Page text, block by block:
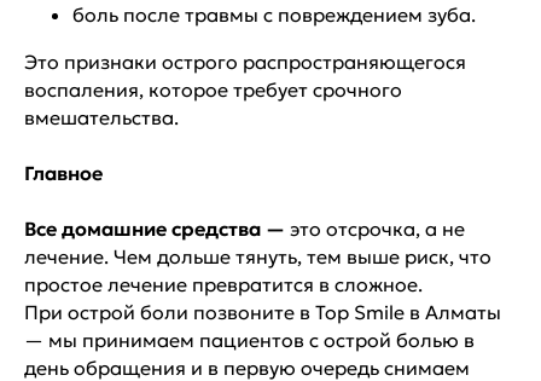
боль после травмы с повреждением зуба.
Это признаки острого распространяющегося
воспаления, которое требует срочного
вмешательства.
Главное
Все домашние средства — это отсрочка, а не
лечение. Чем дольше тянуть, тем выше риск, что
простое лечение превратится в сложное.
При острой боли позвоните в Top Smile в Алматы
— мы принимаем пациентов с острой болью в
день обращения и в первую очередь снимаем